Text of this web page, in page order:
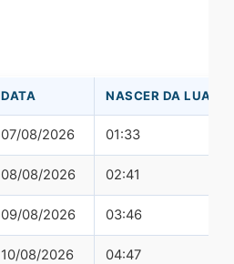
DATA NASCER DA LUA
07/08/2026 01:33
08/08/2026 02:41
09/08/2026 03:46
10/08/2026 04:47